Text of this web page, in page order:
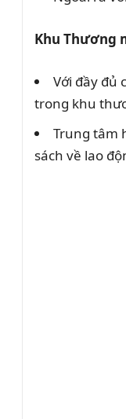
Khu Thương
Với đầy đủ
trong khu
Trung tâm
sách về lao